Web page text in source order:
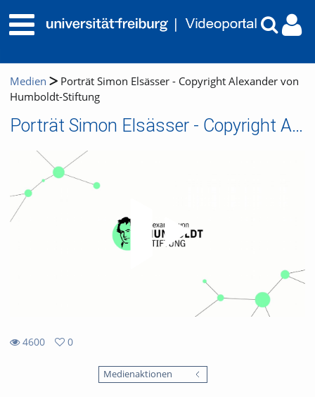
Medien
Porträt Simon Elsässer - Copyright Alexander von
Humboldt-Stiftung
Porträt Simon Elsässer - Copyright Alexander von Humboldt-Stiftung
4600
0
Medienaktionen